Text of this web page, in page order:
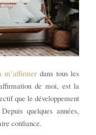
m’affirmer dans tous les
de moi, est la
que le développement
quelques années,
confiance.